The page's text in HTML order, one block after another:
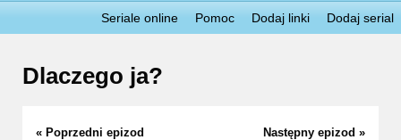
Seriale online Pomoc Dodaj linki Dodaj serial
Dlaczego ja?
« Poprzedni epizod Następny epizod »